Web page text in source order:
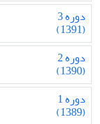
دوره 3
(1391)
دوره 2
(1390)
دوره 1
(1389)